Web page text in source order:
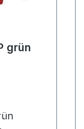
grün